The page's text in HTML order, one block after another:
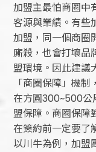
加盟主最怕商圈中
客源與業績。有些
加盟，同一個商圈
廝殺，也會打壞品
盟環境。因此建議
「商圈保障」機
在方圓300~500公
盟保障。商圈保障
在簽約前一定要了
以川牛為例，加盟